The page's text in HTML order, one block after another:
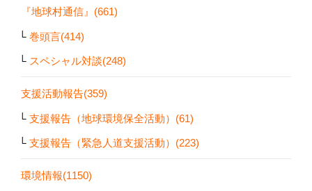
『地球村通信』(661)
巻頭言(414)
スペシャル対談(248)
支援活動報告(359)
支援報告（地球環境保全活動）(61)
支援報告（緊急人道支援活動）(223)
環境情報(1150)